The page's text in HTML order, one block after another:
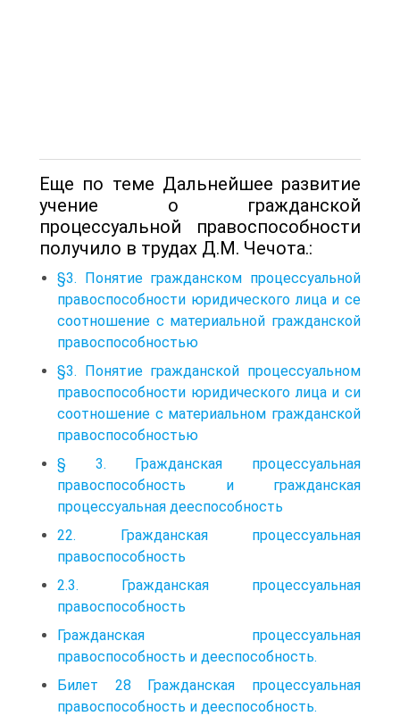
Еще по теме Дальнейшее развитие
учение о гражданской
процессуальной правоспособности
получило в трудах Д.М. Чечота.:
§3. Понятие гражданском процессуальной
правоспособности юридического лица и се
соотношение с материальной гражданской
правоспособностью
§3. Понятие гражданской процессуальном
правоспособности юридического лица и си
соотношение с материальном гражданской
правоспособностью
§ 3. Гражданская процессуальная
правоспособность и гражданская
процессуальная дееспособность
22. Гражданская процессуальная
правоспособность
2.3. Гражданская процессуальная
правоспособность
Гражданская процессуальная
правоспособность и дееспособность.
Билет 28 Гражданская процессуальная
правоспособность и дееспособность.